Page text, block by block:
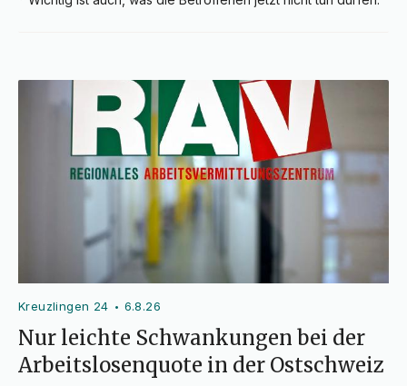
Kreuzlingen 24 • 6.8.26
Nur leichte Schwankungen bei der
Arbeitslosenquote in der Ostschweiz